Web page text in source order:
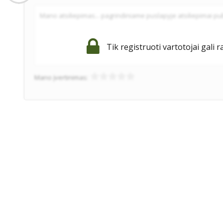
Tik registruoti vartotojai gali
Mano įvertinimas: